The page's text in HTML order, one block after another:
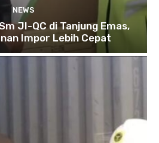
NEWS
JI-QC di Tanjung Emas,
Impor Lebih Cepat